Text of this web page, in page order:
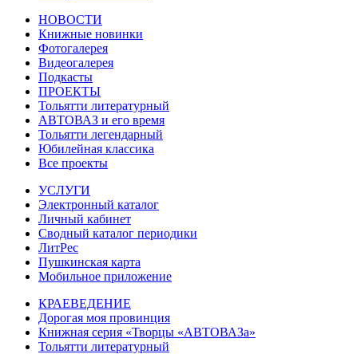
НОВОСТИ
Книжные новинки
Фотогалерея
Видеогалерея
Подкасты
ПРОЕКТЫ
Тольятти литературный
АВТОВАЗ и его время
Тольятти легендарный
Юбилейная классика
Все проекты
УСЛУГИ
Электронный каталог
Личный кабинет
Сводный каталог периодики
ЛитРес
Пушкинская карта
Мобильное приложение
КРАЕВЕДЕНИЕ
Дорогая моя провинция
Книжная серия «Творцы «АВТОВАЗа»
Тольятти литературный